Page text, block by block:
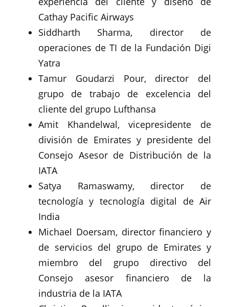
Cathay Pacific Airways
Siddharth Sharma, director de
operaciones de TI de la Fundación Digi
Yatra
Tamur Goudarzi Pour, director del
grupo de trabajo de excelencia del
cliente del grupo Lufthansa
Amit Khandelwal, vicepresidente de
división de Emirates y presidente del
Consejo Asesor de Distribución de la
IATA
Satya Ramaswamy, director de
tecnología y tecnología digital de Air
India
Michael Doersam, director financiero y
de servicios del grupo de Emirates y
miembro del grupo directivo del
Consejo asesor financiero de la
industria de la IATA